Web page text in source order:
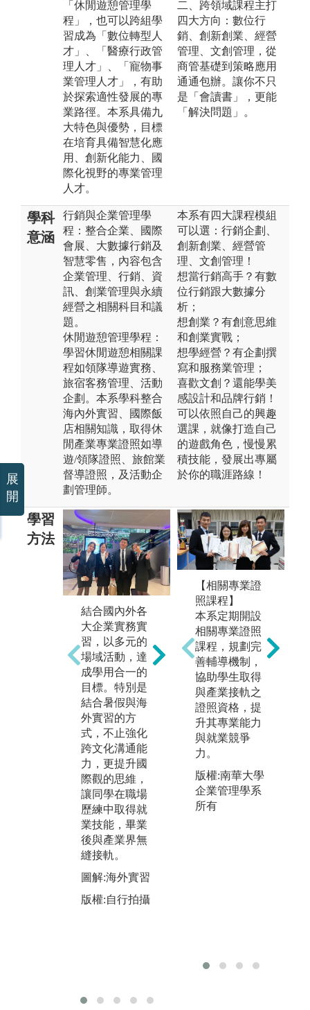
「休閒遊憩管理學
程」，也可以跨組學
習成為「數位轉型人
才」、「醫療行政管
理人才」、「寵物事
業管理人才」，有助
於探索適性發展的專
業路徑。本系具備九
大特色與優勢，目標
在培育具備智慧化應
用、創新化能力、國
際化視野的專業管理
人才。
二、跨領域課程主打
四大方向：數位行
銷、創新創業、經營
管理、文創管理，從
商管基礎到策略應用
通通包辦。讓你不只
是「會讀書」，更能
「解決問題」。
學科
意涵
行銷與企業管理學
程：整合企業、國際
會展、大數據行銷及
智慧零售，內容包含
企業管理、行銷、資
訊、創業管理與永續
經營之相關科目和議
題。
休閒遊憩管理學程：
學習休閒遊憩相關課
程如領隊導遊實務、
旅宿客務管理、活動
企劃。本系學科整合
海內外實習、國際飯
店相關知識，取得休
閒產業專業證照如導
遊/領隊證照、旅館業
督導證照，及活動企
劃管理師。
本系有四大課程模組
可以選：行銷企劃、
創新創業、經營管
理、文創管理！
想當行銷高手？有數
位行銷跟大數據分
析；
想創業？有創意思維
和創業實戰；
想學經營？有企劃撰
寫和服務業管理；
喜歡文創？還能學美
感設計和品牌行銷！
可以依照自己的興趣
選課，就像打造自己
的遊戲角色，慢慢累
積技能，發展出專屬
於你的職涯路線！
學習
方法
結合國內外各
大企業實務實
習，以多元的
場域活動，達
成學用合一的
目標。特別是
結合暑假與海
外實習的方
式，不止強化
跨文化溝通能
力，更提升國
際觀的思維，
讓同學在職場
歷練中取得就
業技能，畢業
後與產業界無
縫接軌。
圖解:海外實習
版權:自行拍攝
透過競賽方
式，將生活經
驗、學習理論
與實務結合，
激發創新概念
和商業模式。
同時藉由競爭
過程反思不
足，進而強化
相關專業知
能，使學生更
有競爭能力。
圖解:企業永續
行銷創意競賽
【相關專業證
照課程】
本系定期開設
相關專業證照
課程，規劃完
善輔導機制，
協助學生取得
與產業接軌之
證照資格，提
升其專業能力
與就業競爭
力。
版權:南華大學
企業管理學系
所有
展
開